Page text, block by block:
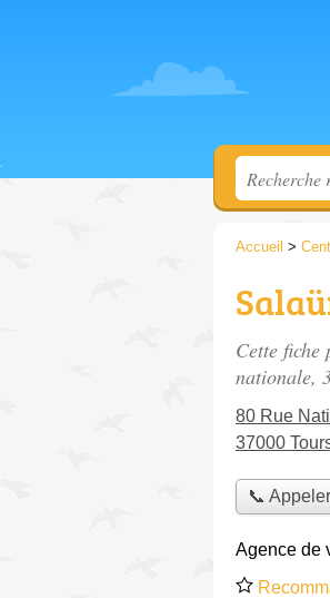
Accueil >
Cette fiche
nationale,
80 Rue
37000
📞
Agence de